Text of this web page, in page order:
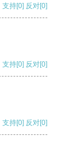
支持[0] 反对[0]
支持[0] 反对[0]
支持[0] 反对[0]